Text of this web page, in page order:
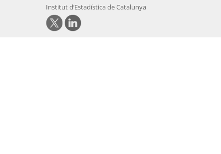
Institut d’Estadística de Catalunya